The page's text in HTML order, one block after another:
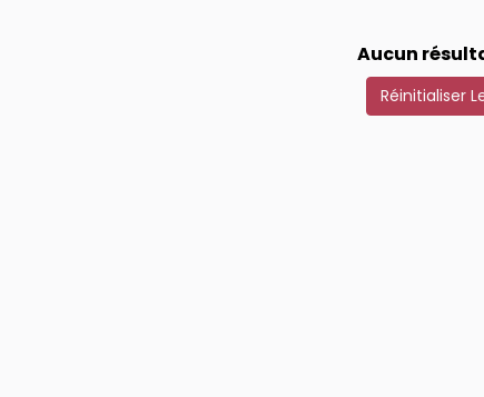
Aucun
Réinitialiser